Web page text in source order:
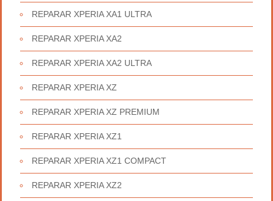
REPARAR XPERIA XA1 ULTRA
REPARAR XPERIA XA2
REPARAR XPERIA XA2 ULTRA
REPARAR XPERIA XZ
REPARAR XPERIA XZ PREMIUM
REPARAR XPERIA XZ1
REPARAR XPERIA XZ1 COMPACT
REPARAR XPERIA XZ2